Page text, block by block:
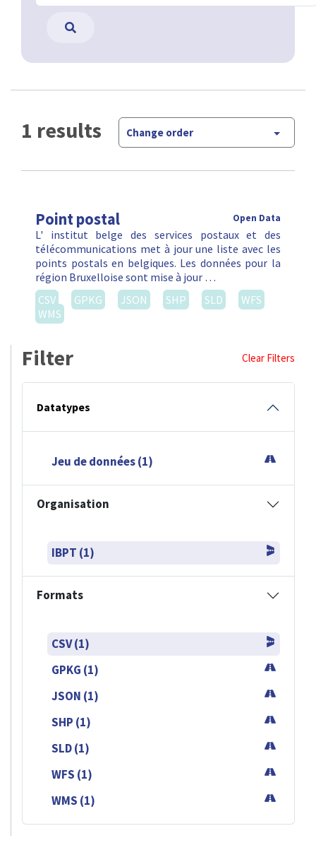
1 results Change order
Point postal Open Data
L' institut belge des services postaux et des
télécommunications met à jour une liste avec les
points postals en belgiques. Les données pour la
région Bruxelloise sont mise à jour …
CSV
GPKG JSON SHP SLD
WFS
WMS
Filter Clear Filters
Datatypes
Jeu de données (1)
Organisation
IBPT (1)
Formats
CSV (1)
GPKG (1)
JSON (1)
SHP (1)
SLD (1)
WFS (1)
WMS (1)